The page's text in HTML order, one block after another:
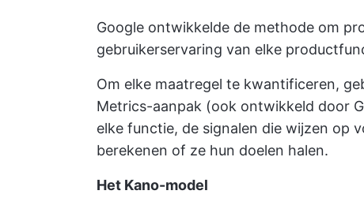
Google ontwikkelde de methode om
gebruikerservaring van elke
Om elke maatregel te kwantificeren,
Metrics-aanpak (ook ontwikkeld door
elke functie, de signalen die wijzen op
berekenen of ze hun doelen halen.
Het Kano-model